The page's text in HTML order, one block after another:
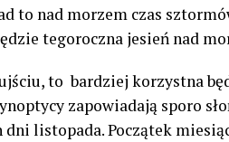
to nad morzem czas
tegoroczna jesień nad
to bardziej korzystna
zapowiadają sporo
listopada. Początek